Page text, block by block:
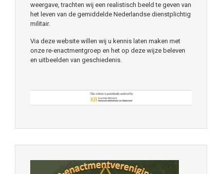
weergave, trachten wij een realistisch beeld te geven van
het leven van de gemiddelde Nederlandse dienstplichtig
militair.
Via deze website willen wij u kennis laten maken met
onze re-enactmentgroep en het op deze wijze beleven
en uitbeelden van geschiedenis.